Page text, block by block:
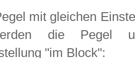
mit gleichen
die Pegel
"im Block":